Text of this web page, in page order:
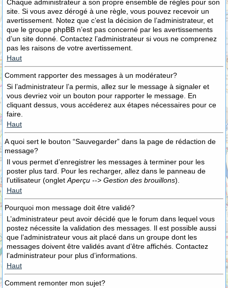
Chaque administrateur a son propre ensemble de règles pour son
site. Si vous avez dérogé à une règle, vous pouvez recevoir un
avertissement. Notez que c’est la décision de l’administrateur, et
que le groupe phpBB n’est pas concerné par les avertissements
d’un site donné. Contactez l’administrateur si vous ne comprenez
pas les raisons de votre avertissement.
Haut
Comment rapporter des messages à un modérateur?
Si l’administrateur l’a permis, allez sur le message à signaler et
vous devriez voir un bouton pour rapporter le message. En
cliquant dessus, vous accéderez aux étapes nécessaires pour ce
faire.
Haut
A quoi sert le bouton “Sauvegarder” dans la page de rédaction de
message?
Il vous permet d’enregistrer les messages à terminer pour les
poster plus tard. Pour les recharger, allez dans le panneau de
l’utilisateur (onglet Aperçu --> Gestion des brouillons).
Haut
Pourquoi mon message doit être validé?
L’administrateur peut avoir décidé que le forum dans lequel vous
postez nécessite la validation des messages. Il est possible aussi
que l’administrateur vous ait placé dans un groupe dont les
messages doivent être validés avant d’être affichés. Contactez
l’administrateur pour plus d’informations.
Haut
Comment remonter mon sujet?